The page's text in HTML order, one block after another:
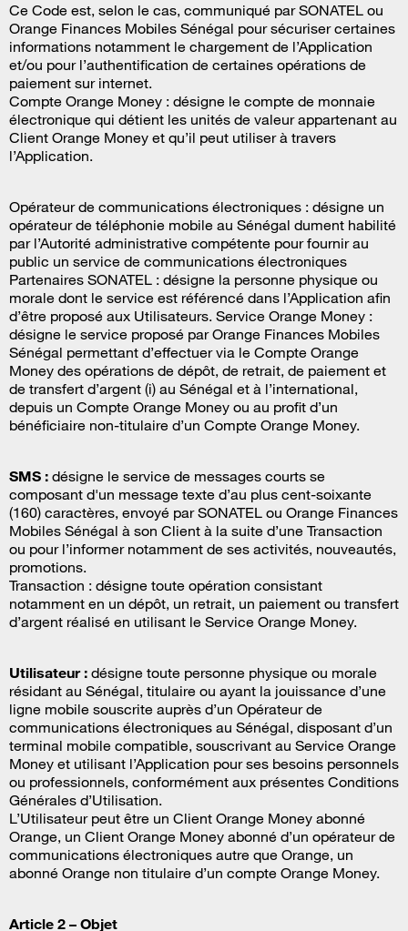
Ce Code est, selon le cas, communiqué par SONATEL ou
Orange Finances Mobiles Sénégal pour sécuriser certaines
informations notamment le chargement de l’Application
et/ou pour l’authentification de certaines opérations de
paiement sur internet.
Compte Orange Money : désigne le compte de monnaie
électronique qui détient les unités de valeur appartenant au
Client Orange Money et qu’il peut utiliser à travers
l’Application.
Opérateur de communications électroniques : désigne un
opérateur de téléphonie mobile au Sénégal dument habilité
par l’Autorité administrative compétente pour fournir au
public un service de communications électroniques
Partenaires SONATEL : désigne la personne physique ou
morale dont le service est référencé dans l’Application afin
d’être proposé aux Utilisateurs. Service Orange Money :
désigne le service proposé par Orange Finances Mobiles
Sénégal permettant d’effectuer via le Compte Orange
Money des opérations de dépôt, de retrait, de paiement et
de transfert d’argent (i) au Sénégal et à l’international,
depuis un Compte Orange Money ou au profit d’un
bénéficiaire non-titulaire d’un Compte Orange Money.
SMS : désigne le service de messages courts se
composant d'un message texte d’au plus cent-soixante
(160) caractères, envoyé par SONATEL ou Orange Finances
Mobiles Sénégal à son Client à la suite d’une Transaction
ou pour l’informer notamment de ses activités, nouveautés,
promotions.
Transaction : désigne toute opération consistant
notamment en un dépôt, un retrait, un paiement ou transfert
d’argent réalisé en utilisant le Service Orange Money.
Utilisateur : désigne toute personne physique ou morale
résidant au Sénégal, titulaire ou ayant la jouissance d’une
ligne mobile souscrite auprès d’un Opérateur de
communications électroniques au Sénégal, disposant d’un
terminal mobile compatible, souscrivant au Service Orange
Money et utilisant l’Application pour ses besoins personnels
ou professionnels, conformément aux présentes Conditions
Générales d’Utilisation.
L’Utilisateur peut être un Client Orange Money abonné
Orange, un Client Orange Money abonné d’un opérateur de
communications électroniques autre que Orange, un
abonné Orange non titulaire d’un compte Orange Money.
Article 2 – Objet